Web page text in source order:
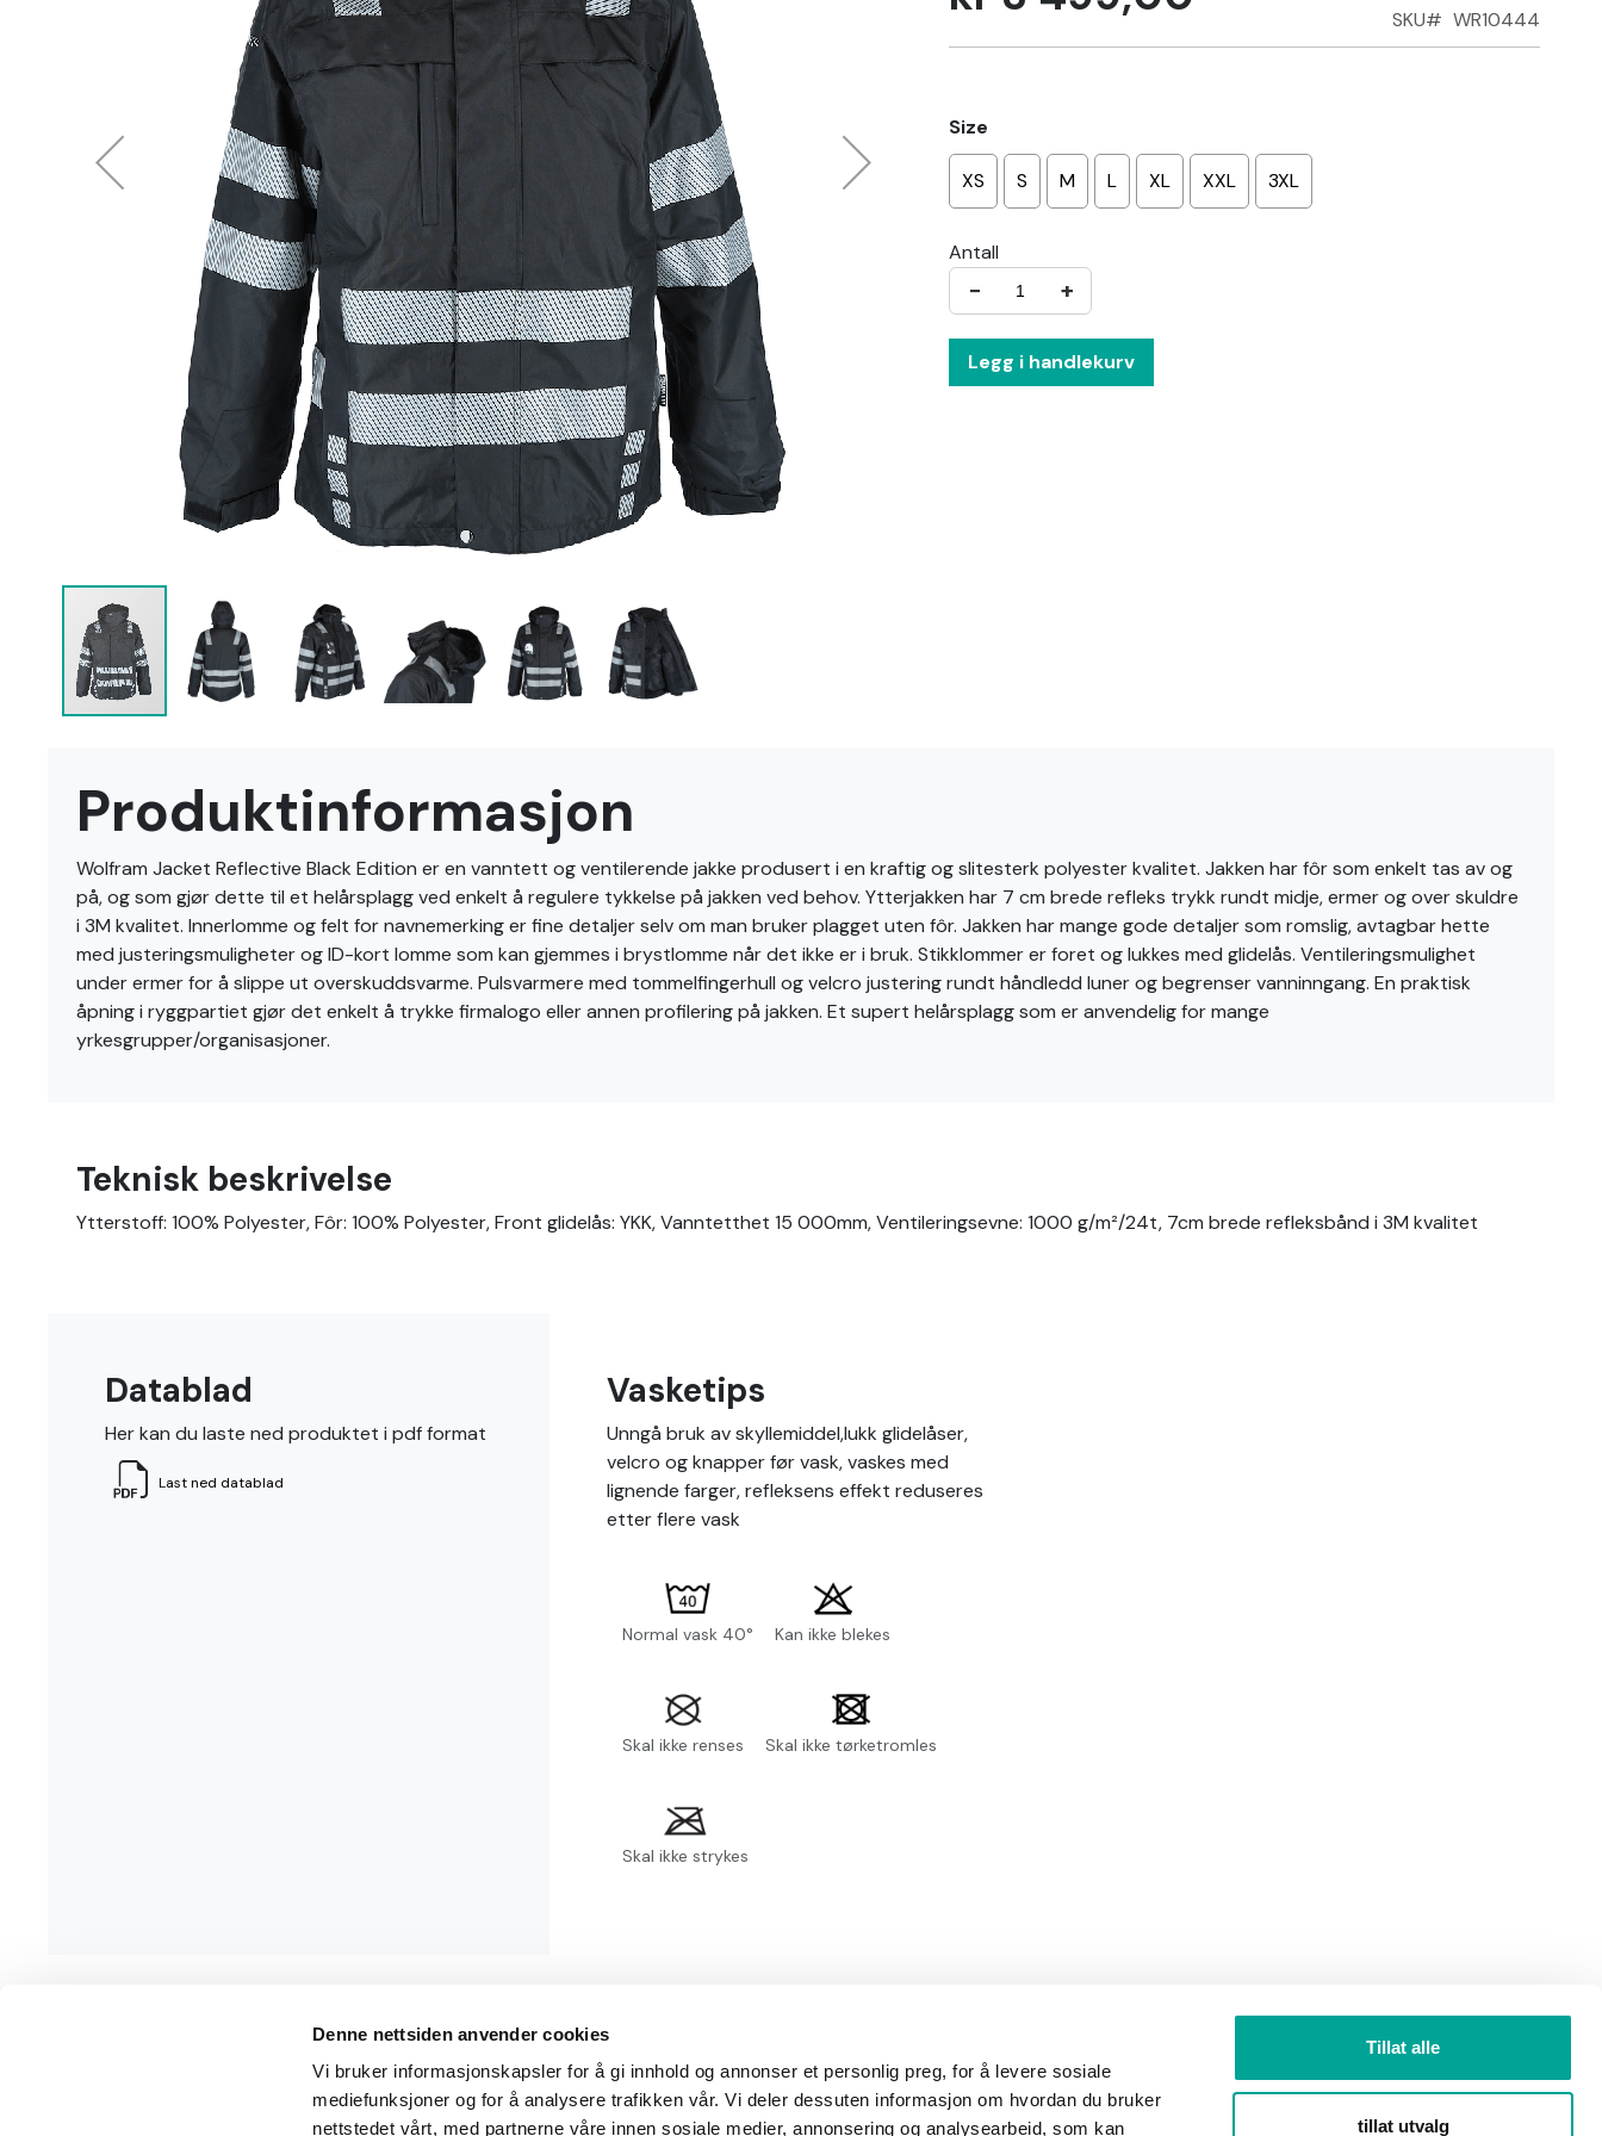
Denne nettsiden anvender cookies
Vi bruker informasjonskapsler for å gi innhold og annonser et personlig preg, for å levere sosiale
mediefunksjoner og for å analysere trafikken vår. Vi deler dessuten informasjon om hvordan du bruker
nettstedet vårt, med partnerne våre innen sosiale medier, annonsering og analysearbeid, som kan
Tillat alle
tillat utvalg
begynnelsen
SKU
WR10444
Size
XS S M L XL XXL 3XL
Antall
− +
Legg i handlekurv
Produktinformasjon
Wolfram Jacket Reflective Black Edition er en vanntett og ventilerende jakke produsert i en kraftig og slitesterk polyester kvalitet. Jakken har fôr som enkelt tas av og
på, og som gjør dette til et helårsplagg ved enkelt å regulere tykkelse på jakken ved behov. Ytterjakken har 7 cm brede refleks trykk rundt midje, ermer og over skuldre
i 3M kvalitet. Innerlomme og felt for navnemerking er fine detaljer selv om man bruker plagget uten fôr. Jakken har mange gode detaljer som romslig, avtagbar hette
med justeringsmuligheter og ID-kort lomme som kan gjemmes i brystlomme når det ikke er i bruk. Stikklommer er foret og lukkes med glidelås. Ventileringsmulighet
under ermer for å slippe ut overskuddsvarme. Pulsvarmere med tommelfingerhull og velcro justering rundt håndledd luner og begrenser vanninngang. En praktisk
åpning i ryggpartiet gjør det enkelt å trykke firmalogo eller annen profilering på jakken. Et supert helårsplagg som er anvendelig for mange
yrkesgrupper/organisasjoner.
Teknisk beskrivelse
Ytterstoff: 100% Polyester, Fôr: 100% Polyester, Front glidelås: YKK, Vanntetthet 15 000mm, Ventileringsevne: 1000 g/m²/24t, 7cm brede refleksbånd i 3M kvalitet
Datablad
Her kan du laste ned produktet i pdf format
Last ned datablad
Vasketips
Unngå bruk av skyllemiddel,lukk glidelåser,
velcro og knapper før vask, vaskes med
lignende farger, refleksens effekt reduseres
etter flere vask
Normal vask 40° Kan ikke blekes
Skal ikke renses Skal ikke tørketromles
Skal ikke strykes
Wrks arbeidsklær Kundeinformasjon
Salgsbetingelser
Min konto
Min side